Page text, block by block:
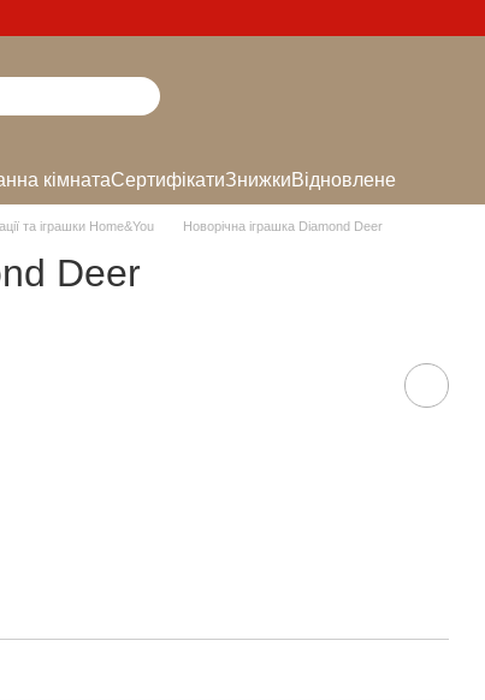
кімнатаСертифікатиЗнижкиВідновлене
та іграшки Home&You Новорічна іграшка Diamond Deer
Deer